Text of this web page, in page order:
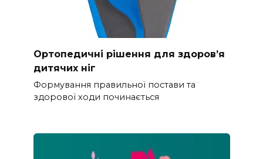
Ортопедичні рішення для здоров’я
дитячих ніг
Формування правильної постави та
здорової ходи починається